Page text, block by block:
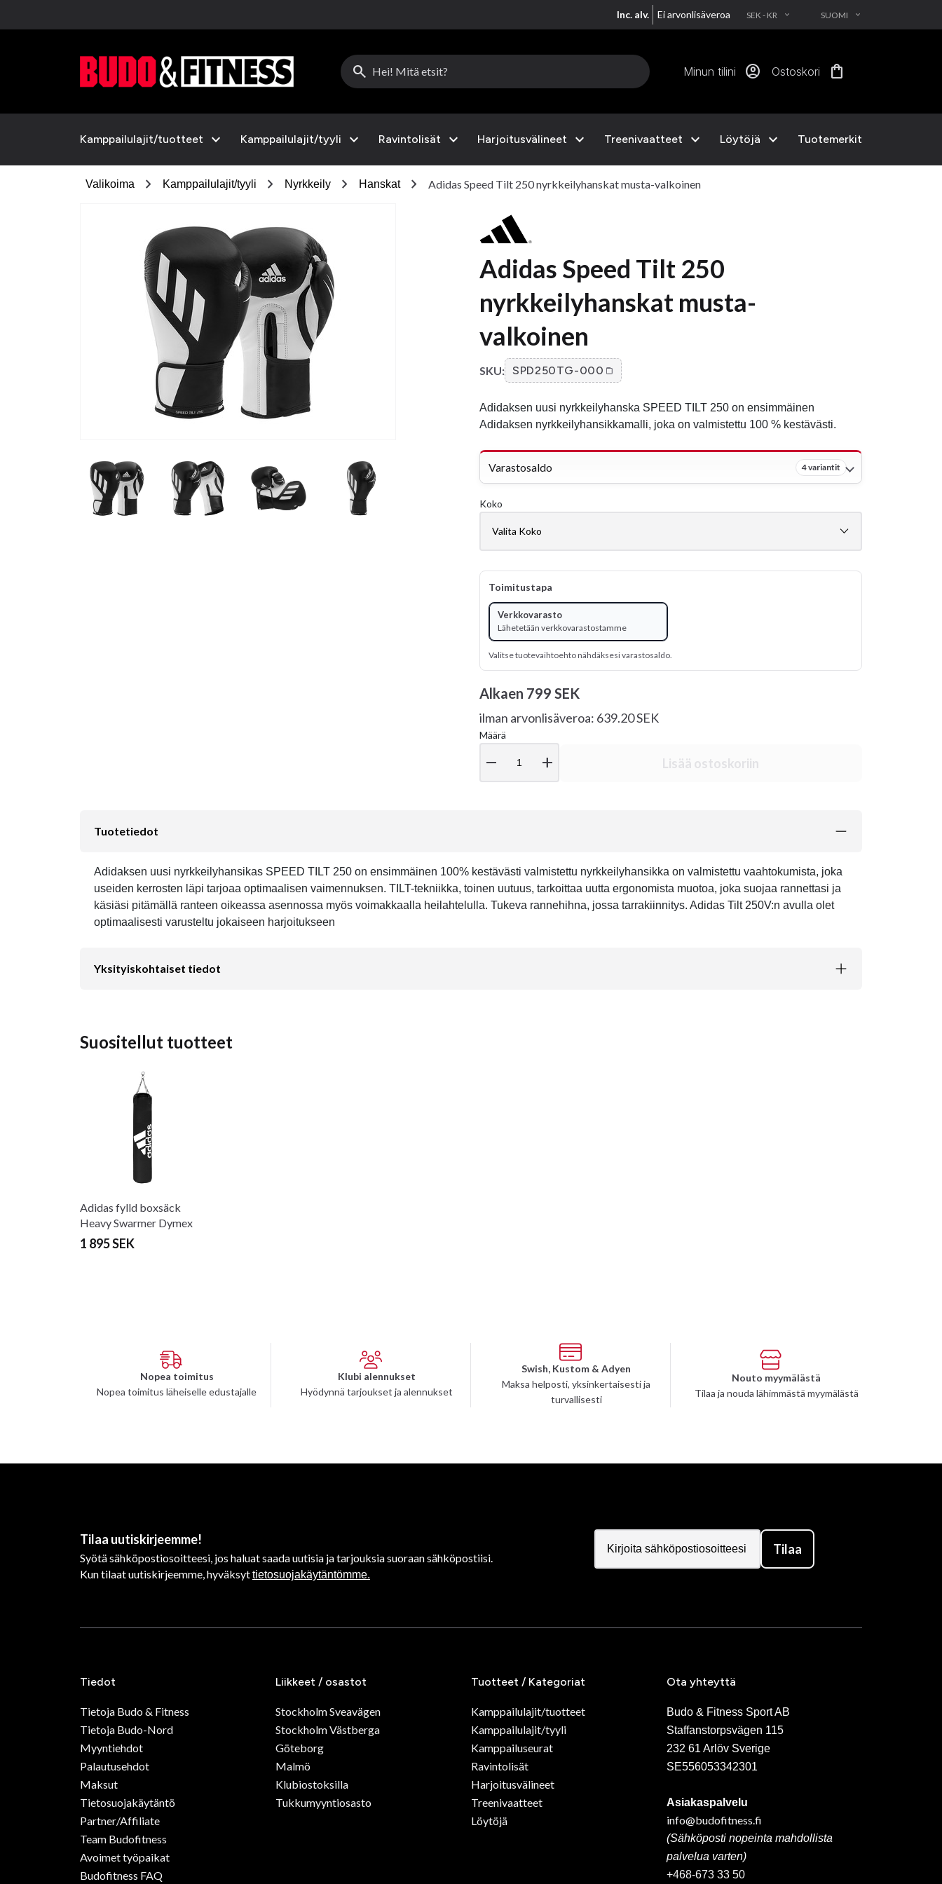
Inc. alv. Ei arvonlisäveroa SEK - KR EXPAND_MORE SUOMI EXPAND_MORE
search Minun tilini account_circle Ostoskori shopping_bag
Kamppailulajit/tuotteet expand_more Kamppailulajit/tyyli expand_more Ravintolisät expand_more Harjoitusvälineet expand_more Treenivaatteet expand_more Löytöjä expand_more Tuotemerkit
Valikoima chevron_right Kamppailulajit/tyyli chevron_right Nyrkkeily chevron_right Hanskat chevron_right Adidas Speed ​​​​Tilt 250 nyrkkeilyhanskat musta-valkoinen
Adidas Speed ​​​​Tilt 250
nyrkkeilyhanskat musta-
valkoinen
SKU: SPD250TG-000
Adidaksen uusi nyrkkeilyhanska SPEED TILT 250 on ensimmäinen
Adidaksen nyrkkeilyhansikkamalli, joka on valmistettu 100 % kestävästi.
Varastosaldo 4 variantit
Koko
Toimitustapa
Verkkovarasto
Lähetetään verkkovarastostamme
Valitse tuotevaihtoehto nähdäksesi varastosaldo.
Alkaen 799 SEK
ilman arvonlisäveroa: 639.20 SEK
Määrä
remove add Lisää ostoskoriin
Tuotetiedot
Adidaksen uusi nyrkkeilyhansikas SPEED TILT 250 on ensimmäinen 100% kestävästi valmistettu nyrkkeilyhansikka on valmistettu vaahtokumista, joka
useiden kerrosten läpi tarjoaa optimaalisen vaimennuksen. TILT-tekniikka, toinen uutuus, tarkoittaa uutta ergonomista muotoa, joka suojaa rannettasi ja
käsiäsi pitämällä ranteen oikeassa asennossa myös voimakkaalla heilahtelulla. Tukeva rannehihna, jossa tarrakiinnitys. Adidas Tilt 250V:n avulla olet
optimaalisesti varusteltu jokaiseen harjoitukseen
Yksityiskohtaiset tiedot
Suositellut tuotteet
Adidas fylld boxsäck
Heavy Swarmer Dymex
svart-vit
1 895 SEK
Nopea toimitus
Nopea toimitus läheiselle edustajalle
Klubi alennukset
Hyödynnä tarjoukset ja alennukset
Swish, Kustom & Adyen
Maksa helposti, yksinkertaisesti ja
turvallisesti
Nouto myymälästä
Tilaa ja nouda lähimmästä myymälästä
Tilaa uutiskirjeemme!
Syötä sähköpostiosoitteesi, jos haluat saada uutisia ja tarjouksia suoraan sähköpostiisi.
Kun tilaat uutiskirjeemme, hyväksyttietosuojakäytäntömme.
Tilaa
Tiedot
Tietoja Budo & Fitness
Tietoja Budo-Nord
Myyntiehdot
Palautusehdot
Maksut
Tietosuojakäytäntö
Partner/Affiliate
Team Budofitness
Avoimet työpaikat
Budofitness FAQ
Liikkeet / osastot
Stockholm Sveavägen
Stockholm Västberga
Göteborg
Malmö
Klubiostoksilla
Tukkumyyntiosasto
Tuotteet / Kategoriat
Kamppailulajit/tuotteet
Kamppailulajit/tyyli
Kamppailuseurat
Ravintolisät
Harjoitusvälineet
Treenivaatteet
Löytöjä
Ota yhteyttä
Budo & Fitness Sport AB
Staffanstorpsvägen 115
232 61 Arlöv Sverige
SE556053342301
Asiakaspalvelu
info@budofitness.fi
(Sähköposti nopeinta mahdollista
palvelua varten)
+468-673 33 50